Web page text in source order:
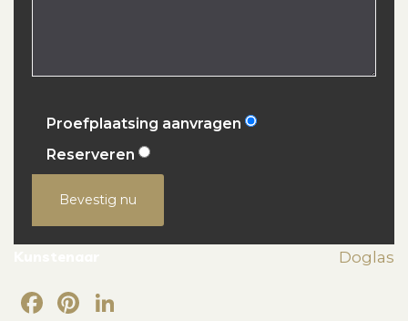
Proefplaatsing aanvragen
Reserveren
Bevestig nu
Doglas
Facebook
Pinterest